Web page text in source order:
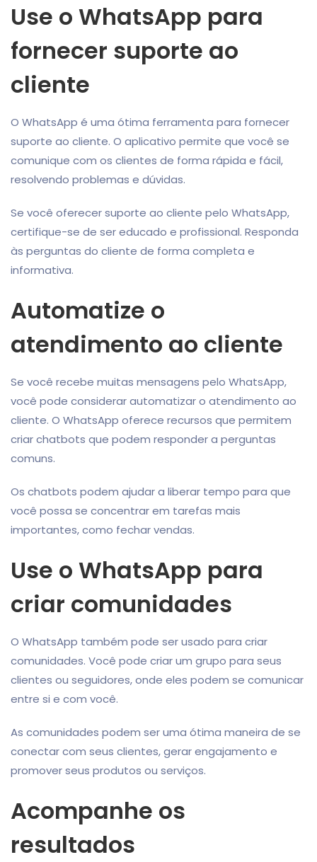
Use o WhatsApp para
fornecer suporte ao
cliente
O WhatsApp é uma ótima ferramenta para fornecer
suporte ao cliente. O aplicativo permite que você se
comunique com os clientes de forma rápida e fácil,
resolvendo problemas e dúvidas.
Se você oferecer suporte ao cliente pelo WhatsApp,
certifique-se de ser educado e profissional. Responda
às perguntas do cliente de forma completa e
informativa.
Automatize o
atendimento ao cliente
Se você recebe muitas mensagens pelo WhatsApp,
você pode considerar automatizar o atendimento ao
cliente. O WhatsApp oferece recursos que permitem
criar chatbots que podem responder a perguntas
comuns.
Os chatbots podem ajudar a liberar tempo para que
você possa se concentrar em tarefas mais
importantes, como fechar vendas.
Use o WhatsApp para
criar comunidades
O WhatsApp também pode ser usado para criar
comunidades. Você pode criar um grupo para seus
clientes ou seguidores, onde eles podem se comunicar
entre si e com você.
As comunidades podem ser uma ótima maneira de se
conectar com seus clientes, gerar engajamento e
promover seus produtos ou serviços.
Acompanhe os
resultados